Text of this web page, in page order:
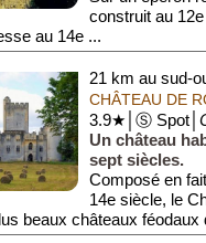
construit au
au 14e ...
21 km au sud-
CHÂTEAU DE
3.9★│Ⓢ Spot│
Un château
sept siècles.
Composé en
14e siècle, le
beaux châteaux féodaux